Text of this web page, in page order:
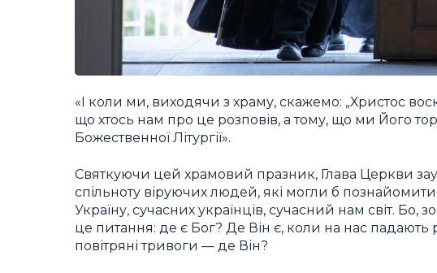
«І коли ми, виходячи з храму, скажемо: „Христос
що хтось нам про це розповів, а тому, що ми Його
Божественної Літургії».
Святкуючи цей храмовий празник, Глава Церкви
спільноту віруючих людей, які могли б
Україну, сучасних українців, сучасний нам світ. Бо,
це питання: де є Бог? Де Він є, коли на нас
повітряні тривоги — де Він?